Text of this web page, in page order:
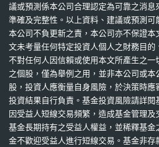
議或預測係本公司合理認定為可靠之消
準確及完整性。以上資料、建議或預測可
本公司不負更新之責，本公司亦不保證
文未考量任何特定投資人個人之財務目
不對任何人因信賴或使用本文所產生之
之個股，僅為舉例之用，並非本公司或本
股，投資人應衡量自身風險，於決策時
投資結果自行負責。基金投資風險請詳
因受益人短線交易頻繁，造成基金管理
基金長期持有之受益人權益，並稀釋基
金不歡迎受益人進行短線交易。基金非